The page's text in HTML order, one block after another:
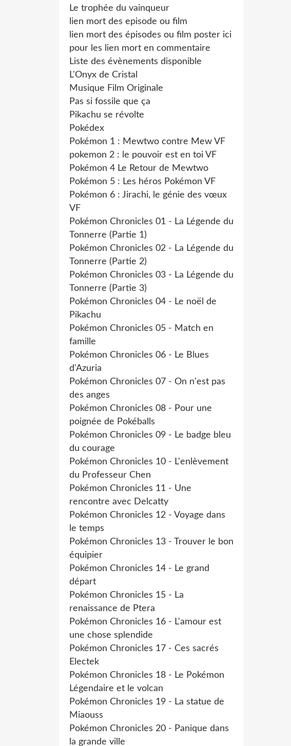
Le trophée du vainqueur
lien mort des episode ou film
lien mort des épisodes ou film poster ici
pour les lien mort en commentaire
Liste des évènements disponible
L'Onyx de Cristal
Musique Film Originale
Pas si fossile que ça
Pikachu se révolte
Pokédex
Pokémon 1 : Mewtwo contre Mew VF
pokemon 2 : le pouvoir est en toi VF
Pokémon 4 Le Retour de Mewtwo
Pokémon 5 : Les héros Pokémon VF
Pokémon 6 : Jirachi, le génie des vœux
VF
Pokémon Chronicles 01 - La Légende du
Tonnerre (Partie 1)
Pokémon Chronicles 02 - La Légende du
Tonnerre (Partie 2)
Pokémon Chronicles 03 - La Légende du
Tonnerre (Partie 3)
Pokémon Chronicles 04 - Le noël de
Pikachu
Pokémon Chronicles 05 - Match en
famille
Pokémon Chronicles 06 - Le Blues
d'Azuria
Pokémon Chronicles 07 - On n'est pas
des anges
Pokémon Chronicles 08 - Pour une
poignée de Pokéballs
Pokémon Chronicles 09 - Le badge bleu
du courage
Pokémon Chronicles 10 - L'enlèvement
du Professeur Chen
Pokémon Chronicles 11 - Une
rencontre avec Delcatty
Pokémon Chronicles 12 - Voyage dans
le temps
Pokémon Chronicles 13 - Trouver le bon
équipier
Pokémon Chronicles 14 - Le grand
départ
Pokémon Chronicles 15 - La
renaissance de Ptera
Pokémon Chronicles 16 - L'amour est
une chose splendide
Pokémon Chronicles 17 - Ces sacrés
Electek
Pokémon Chronicles 18 - Le Pokémon
Légendaire et le volcan
Pokémon Chronicles 19 - La statue de
Miaouss
Pokémon Chronicles 20 - Panique dans
la grande ville